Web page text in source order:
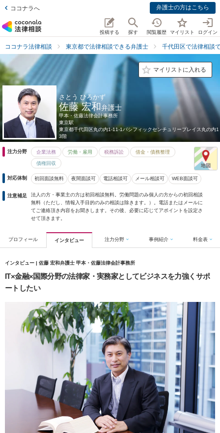
ココナラへ 弁護士の方はこちら
投稿する 探す 閲覧履歴 マイリスト ログイン
ココナラ法律相談 東京都で法律相談できる弁護士 千代田区で法律相談
マイリストに入れる
さとう ひろかず
佐藤 宏和弁護士
甲本・佐藤法律会計事務所
東京駅
東京都千代田区丸の内1-11-1パシフィックセンチュリープレイス丸の内1
3階
注力分野 企業法務 労働・雇用 税務訴訟 借金・債務整理
債権回収
対応体制 初回面談無料 夜間面談可 電話相談可 メール相談可 WEB面談可
注意補足
法人の方・事業主の方は初回相談無料。労働問題のみ個人の方からの初回相談
無料（ただし、情報入手目的のみの相談は除きます。）。電話またはメールに
てご連絡頂き内容をお聞きします。その後、必要に応じてアポイントを設定さ
せて頂きます。
プロフィール インタビュー 注力分野 事例紹介 料金表
インタビュー | 佐藤 宏和弁護士 甲本・佐藤法律会計事務所
IT×金融×国際分野の法律家・実務家としてビジネスを力強くサポ
ートしたい